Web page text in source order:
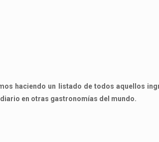
haciendo un listado de todos aquellos
en otras gastronomías del mundo.